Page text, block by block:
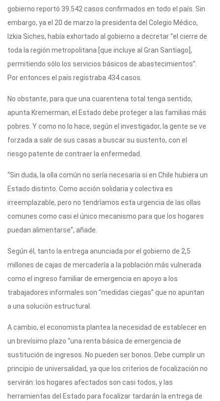
gobierno reportó 39.542 casos confirmados en todo el país. Sin
embargo, ya el 20 de marzo la presidenta del Colegio Médico,
Izkia Siches, había exhortado al gobierno a decretar “el cierre de
toda la región metropolitana [que incluye al Gran Santiago],
permitiendo sólo los servicios básicos de abastecimientos”.
Por entonces el país registraba 434 casos.
No obstante, para que una cuarentena total tenga sentido,
apunta Kremerman, el Estado debe proteger a las familias más
pobres. Y como no lo hace, según el investigador, la gente se ve
forzada a salir de sus casas a buscar su sustento, con el
riesgo patente de contraer la enfermedad.
“Sin duda, la olla común no sería necesaria si en Chile hubiera un
Estado distinto. Como acción solidaria y colectiva es
irreemplazable, pero no tendríamos esta urgencia de las ollas
comunes como casi el único mecanismo para que los hogares
puedan alimentarse”, añade.
Según él, tanto la entrega anunciada por el gobierno de 2,5
millones de cajas de mercadería a la población más vulnerada
como el ingreso familiar de emergencia en apoyo a los
trabajadores informales son “medidas ciegas” que no apuntan
a una solución estructural.
A cambio, el economista plantea la necesidad de establecer en
un brevísimo plazo “una renta básica de emergencia de
sustitución de ingresos. No pueden ser bonos. Debe cumplir un
principio de universalidad, ya que los criterios de focalización no
servirán: los hogares afectados son casi todos, y las
herramientas del Estado para focalizar tardarán la entrega de